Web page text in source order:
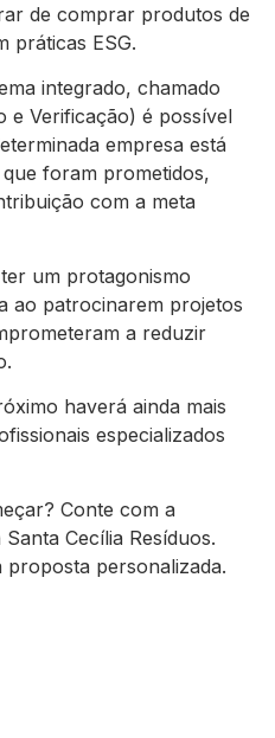
de comprar produtos de
práticas ESG.
integrado, chamado
e Verificação) é possível
empresa está
foram prometidos,
com a meta
um protagonismo
ao patrocinarem projetos
a reduzir
haverá ainda mais
especializados
Conte com a
Santa Cecília Resíduos.
proposta personalizada.